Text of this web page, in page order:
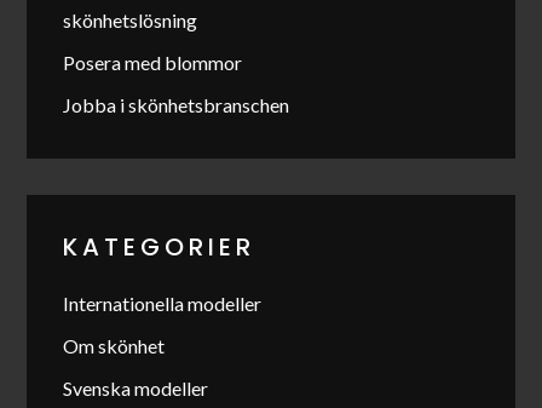
skönhetslösning
Posera med blommor
Jobba i skönhetsbranschen
KATEGORIER
Internationella modeller
Om skönhet
Svenska modeller